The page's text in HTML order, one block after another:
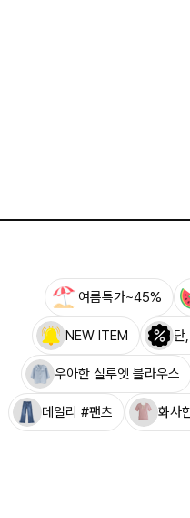
여름특가~45%
NEW ITEM 단
우아한 실루엣 블라우스
데일리 #팬츠 화사